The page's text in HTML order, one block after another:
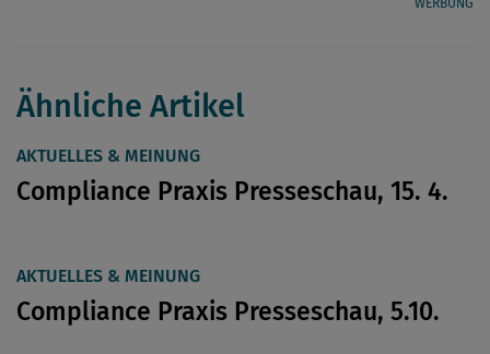
Ähnliche Artikel
AKTUELLES & MEINUNG
Compliance Praxis Presseschau, 15. 4.
AKTUELLES & MEINUNG
Compliance Praxis Presseschau, 5.10.